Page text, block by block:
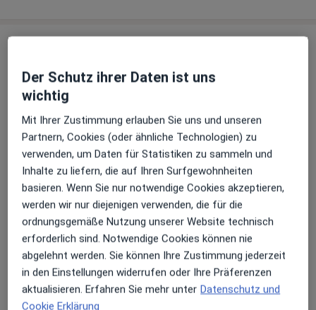
Adresse 1 Adresse 2
überörtl. Gem.Praxis Dres. Thomas
Fischbach und Claudia Kugel
Focher Str. 20, 42719 Solingen
Zu Google Mapsöffnet in einer neuen
Verfügbarkeit
Dr. med. Claudia Kugel bietet an diesem Standort
über Jameda keine Online-Terminbuchung an
Der Schutz ihrer Daten ist uns
wichtig
Mit Ihrer Zustimmung erlauben Sie uns und unseren
Partnern, Cookies (oder ähnliche Technologien) zu
verwenden, um Daten für Statistiken zu sammeln und
Inhalte zu liefern, die auf Ihren Surfgewohnheiten
basieren. Wenn Sie nur notwendige Cookies akzeptieren,
werden wir nur diejenigen verwenden, die für die
ordnungsgemäße Nutzung unserer Website technisch
erforderlich sind. Notwendige Cookies können nie
abgelehnt werden. Sie können Ihre Zustimmung jederzeit
in den Einstellungen widerrufen oder Ihre Präferenzen
aktualisieren. Erfahren Sie mehr unter Datenschutz und
Cookie Erklärung